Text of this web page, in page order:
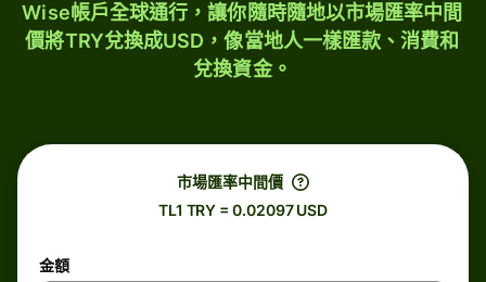
Wise帳戶全球通行，讓你隨時隨地以市場匯率中間
價將TRY兌換成USD，像當地人一樣匯款、消費和
兌換資金。
市場匯率中間價
TL1 TRY = 0.02097 USD
金額